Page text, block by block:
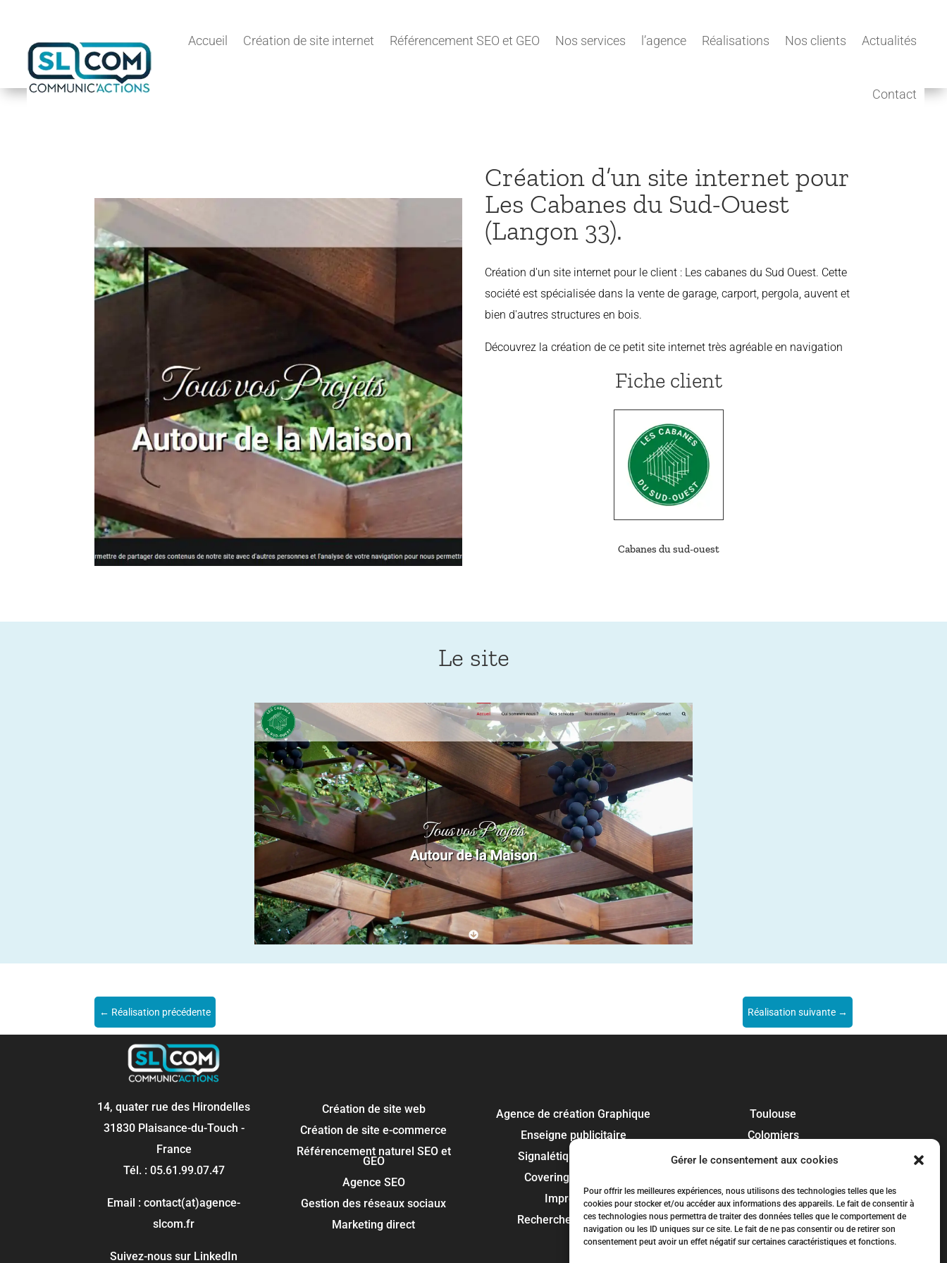
Gérer le consentement aux cookies
Pour offrir les meilleures expériences, nous utilisons des technologies telles que les
cookies pour stocker et/ou accéder aux informations des appareils. Le fait de consentir à
ces technologies nous permettra de traiter des données telles que le comportement de
navigation ou les ID uniques sur ce site. Le fait de ne pas consentir ou de retirer son
consentement peut avoir un effet négatif sur certaines caractéristiques et fonctions.
Accueil Création de site internet Référencement SEO et GEO Nos services l’agence Réalisations Nos clients Actualités
Contact
Création d’un site internet pour
Les Cabanes du Sud-Ouest
(Langon 33).
Création d'un site internet pour le client : Les cabanes du Sud Ouest. Cette
société est spécialisée dans la vente de garage, carport, pergola, auvent et
bien d'autres structures en bois.
Découvrez la création de ce petit site internet très agréable en navigation
Fiche client
Cabanes du sud-ouest
Le site
← Réalisation précédente Réalisation suivante→
14, quater rue des Hirondelles
31830 Plaisance-du-Touch -
France
Tél. : 05.61.99.07.47
Email : contact(at)agence-
slcom.fr
Suivez-nous sur LinkedIn
Création de site web
Création de site e-commerce
Référencement naturel SEO et
GEO
Agence SEO
Gestion des réseaux sociaux
Marketing direct
Agence de création Graphique
Enseigne publicitaire
Signalétique panneau
Covering et flocage
Impression
Recherche de marque
Toulouse
Colomiers
Blagnac
Plaisance-du-Touch
Balma